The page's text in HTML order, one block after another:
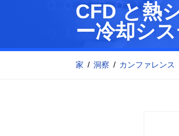
CFD と熱
ー冷却シ
家 / 洞察 / カンファレンス